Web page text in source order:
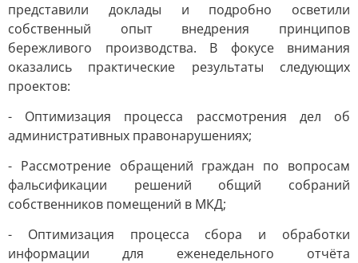
представили доклады и подробно осветили
собственный опыт внедрения принципов
бережливого производства. В фокусе внимания
оказались практические результаты следующих
проектов:
- Оптимизация процесса рассмотрения дел об
административных правонарушениях;
- Рассмотрение обращений граждан по вопросам
фальсификации решений общий собраний
собственников помещений в МКД;
- Оптимизация процесса сбора и обработки
информации для еженедельного отчёта